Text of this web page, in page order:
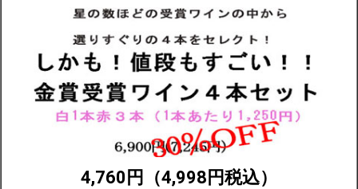
営業日・お届け日
配送・送料
お支払
4,760円（4,998円税込）